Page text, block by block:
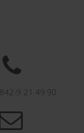
9 21 49 90